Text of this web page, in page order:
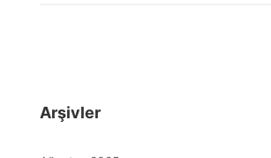
Arşivler